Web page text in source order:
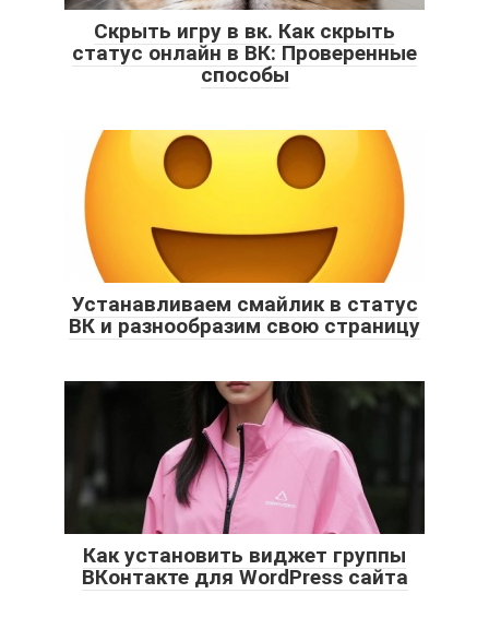
Скрыть игру в вк. Как скрыть
статус онлайн в ВК: Проверенные
способы
Устанавливаем смайлик в статус
ВК и разнообразим свою страницу
Как установить виджет группы
ВКонтакте для WordPress сайта